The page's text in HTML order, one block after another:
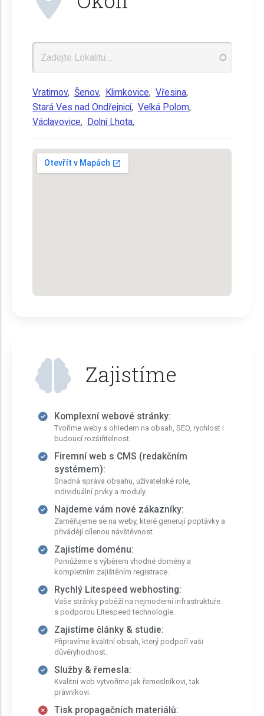
Vratimov, Šenov, Klimkovice, Vřesina,
Stará Ves nad Ondřejnicí, Velká Polom,
Václavovice, Dolní Lhota,
Zajistíme
Komplexní webové stránky:
Tvoříme weby s ohledem na obsah, SEO, rychlost i
budoucí rozšiřitelnost.
Firemní web s CMS (redakčním
systémem):
Snadná správa obsahu, uživatelské role,
individuální prvky a moduly.
Najdeme vám nové zákazníky:
Zaměřujeme se na weby, které generují poptávky a
přivádějí cílenou návštěvnost.
Zajistíme doménu:
Pomůžeme s výběrem vhodné domény a
kompletním zajištěním registrace.
Rychlý Litespeed webhosting:
Vaše stránky poběží na nejmoderní infrastruktuře
s podporou Litespeed technologie.
Zajistíme články & studie:
Připravíme kvalitní obsah, který podpoří vaši
důvěryhodnost.
Služby & řemesla:
Kvalitní web vytvoříme jak řemeslníkovi, tak
právníkovi.
Tisk propagačních materiálů: